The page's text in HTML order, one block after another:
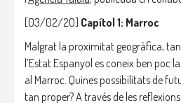
[03/02/20] Capítol 1: Marroc
Malgrat la proximitat geogràfica,
l’Estat Espanyol es coneix ben poc
al Marroc. Quines possibilitats de
tan proper? A través de les